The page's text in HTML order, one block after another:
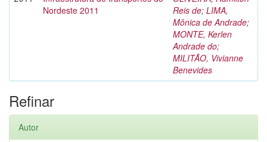
Nordeste 2011
Reis de; LIMA,
Mônica de Andrade;
MONTE, Kerlen
Andrade do;
MILITÃO, Vivianne
Benevides
Refinar
Autor